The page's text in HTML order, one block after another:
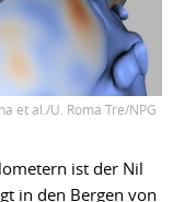
et al./U. Roma Tre/NPG
ist der Nil
in den Bergen von